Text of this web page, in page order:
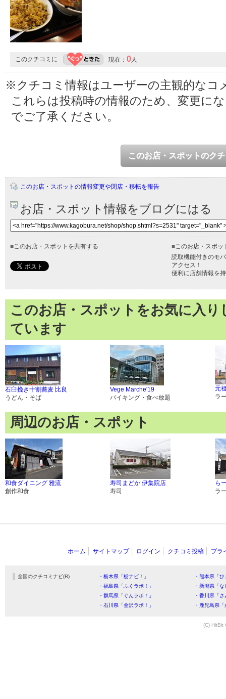
このクチコミに 現在： 0人
※クチコミ情報はユーザーの主観的なコ
これらは投稿時の情報のため、変更に
でご了承ください。
このお店・スポットのク
このお店・スポットの情報変更や閉店・移転を報告
お店・スポット情報をブログにはる
■このお店・スポットを共有する ■このお店・スポッ
読取機能付きのモ
アクセス！
便利に店舗情報を
このお店・スポットをお気に入
ています
石臼挽き十割蕎麦 比良
うどん・そば
Vege Marche'19
バイキング・食べ放題
元
ラ
周辺のお店・スポット
和食ダイニング 雅流
創作和食
寿司まどか 伊集院店
寿司
ら
ラ
ホーム サイトマップ ログイン クチコミ投稿 プラ
全国のクチコミナビ(R) ・栃木県「栃ナビ！」
・熊本県「
・福島県「ふくラボ！」
・新潟県「
・群馬県「ぐんラボ！」
・香川県「
・石川県「金沢ラボ！」
・鹿児島県
(C) HitBit